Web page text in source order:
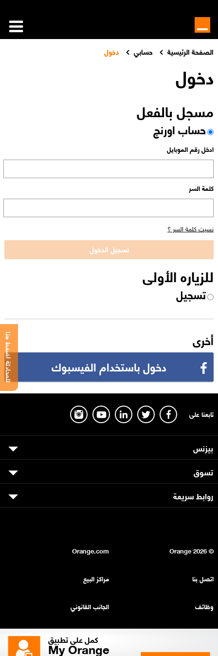
كمل على تطبيق
My Orange
الصفحة الرئيسية حسابي دخول
دخول
مسجل بالفعل
حساب اورنچ
ادخل رقم الموبايل
كلمة السر
نسيت كلمة السر ؟
للزياره الأولى
تسجيل
أخرى
دخول باستخدام الفيسبوك
للمحادثة اضغط هنا
تابعنا على
بيزنس
تسوق
روابط سريعة
© Orange
2026
Orange.com
اتصل بنا مراكز البيع
وظائف الجانب القانوني